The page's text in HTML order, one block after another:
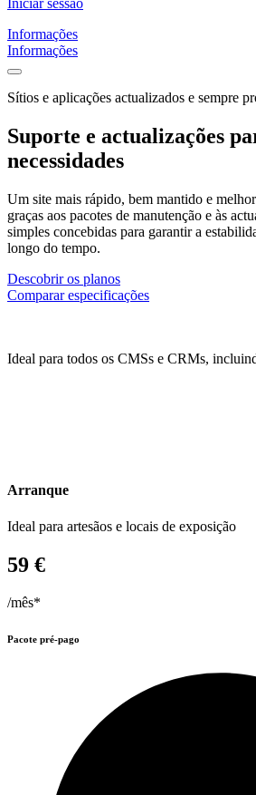
Iniciar sessão
Informações
Informações
Sítios e aplicações actualizados e sempre
Suporte e actualizações
necessidades
Um site mais rápido, bem mantido e
graças aos pacotes de manutenção e às
simples concebidas para garantir a
longo do tempo.
Descobrir os planos
Comparar especificações
Ideal para todos os CMSs e CRMs,
Arranque
Ideal para artesãos e locais de exposição
59 €
/mês*
Pacote pré-pago